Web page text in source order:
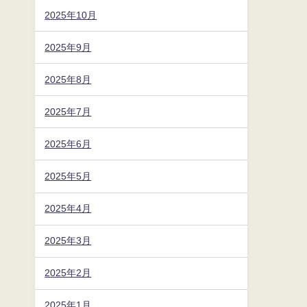
2025年10月
2025年9月
2025年8月
2025年7月
2025年6月
2025年5月
2025年4月
2025年3月
2025年2月
2025年1月